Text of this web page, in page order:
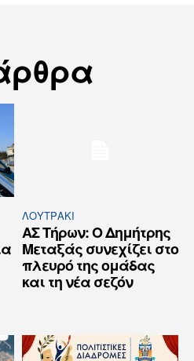
ΛΟΥΤΡΆΚΙ
ΑΣ Τήρων: Ο Δημήτρης
Μεταξάς συνεχίζει στο
πλευρό της ομάδας
και τη νέα σεζόν